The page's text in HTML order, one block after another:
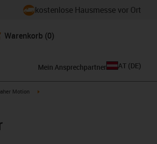
kostenlose Hausmesse vor Ort
Warenkorb (0)
Mein Ansprechpartner AT (DE)
Motion